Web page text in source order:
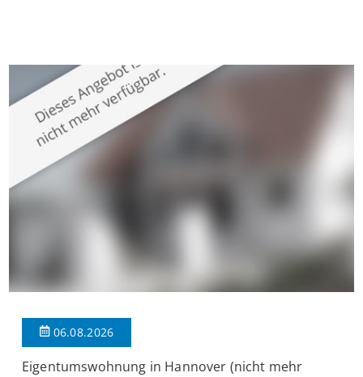
großzügige Räume und eine hochwertige Ausstattung, die
modernen Wohnkomfort mit einem stilvollen Ambiente
verbindet. Der […]
06.08.2026
Eigentumswohnung in Hannover (nicht mehr